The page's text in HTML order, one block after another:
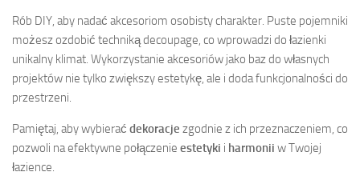
Rób DIY, aby nadać akcesoriom osobisty charakter. Puste pojemniki
możesz ozdobić techniką decoupage, co wprowadzi do łazienki
unikalny klimat. Wykorzystanie akcesoriów jako baz do własnych
projektów nie tylko zwiększy estetykę, ale i doda funkcjonalności do
przestrzeni.
Pamiętaj, aby wybierać dekoracje zgodnie z ich przeznaczeniem, co
pozwoli na efektywne połączenie estetyki i harmonii w Twojej
łazience.